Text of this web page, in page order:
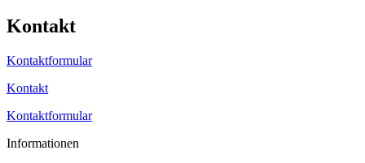
Kontakt
Kontaktformular
Kontakt
Kontaktformular
Informationen